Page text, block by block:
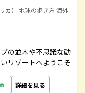
カ） 地球の歩き方 海外
の並木や不思議な動
リゾートへようこそ
詳細を見る